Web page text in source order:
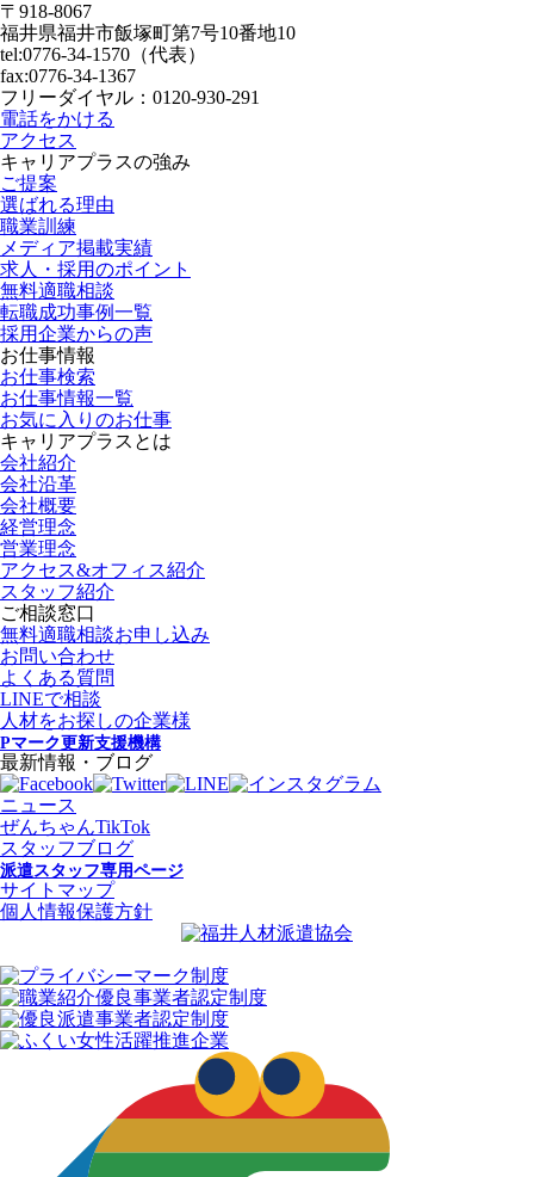
〒918-8067
福井県福井市飯塚町第7号10番地10
tel:0776-34-1570（代表）
fax:0776-34-1367
フリーダイヤル：0120-930-291
電話をかける
アクセス
キャリアプラスの強み
ご提案
選ばれる理由
職業訓練
メディア掲載実績
求人・採用のポイント
無料適職相談
転職成功事例一覧
採用企業からの声
お仕事情報
お仕事検索
お仕事情報一覧
お気に入りのお仕事
キャリアプラスとは
会社紹介
会社沿革
会社概要
経営理念
営業理念
アクセス&オフィス紹介
スタッフ紹介
ご相談窓口
無料適職相談お申し込み
お問い合わせ
よくある質問
LINEで相談
人材をお探しの企業様
Pマーク更新支援機構
最新情報・ブログ
ニュース
ぜんちゃんTikTok
スタッフブログ
派遣スタッフ専用ページ
サイトマップ
個人情報保護方針